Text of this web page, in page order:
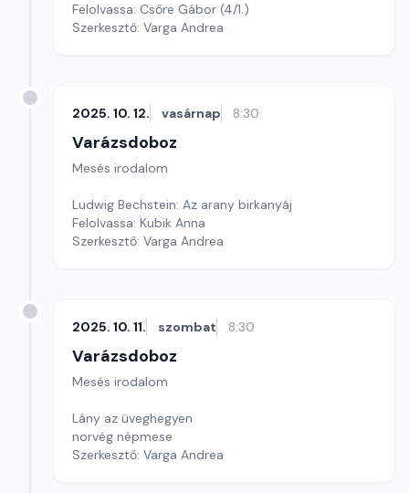
Felolvassa: Csőre Gábor (4/1.)
Szerkesztő: Varga Andrea
2025. 10. 12. vasárnap 8:30
Varázsdoboz
Mesés irodalom
Ludwig Bechstein: Az arany birkanyáj
Felolvassa: Kubik Anna
Szerkesztő: Varga Andrea
2025. 10. 11. szombat 8:30
Varázsdoboz
Mesés irodalom
Lány az üveghegyen
norvég népmese
Szerkesztő: Varga Andrea